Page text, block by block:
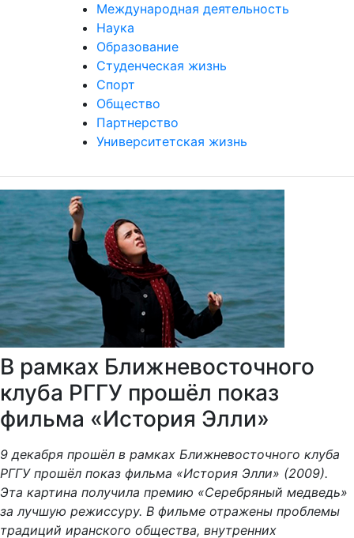
Международная деятельность
Наука
Образование
Студенческая жизнь
Спорт
Общество
Партнерство
Университетская жизнь
В рамках Ближневосточного
клуба РГГУ прошёл показ
фильма «История Элли»
9 декабря прошёл в рамках Ближневосточного клуба
РГГУ прошёл показ фильма «История Элли» (2009).
Эта картина получила премию «Серебряный медведь»
за лучшую режиссуру. В фильме отражены проблемы
традиций иранского общества, внутренних